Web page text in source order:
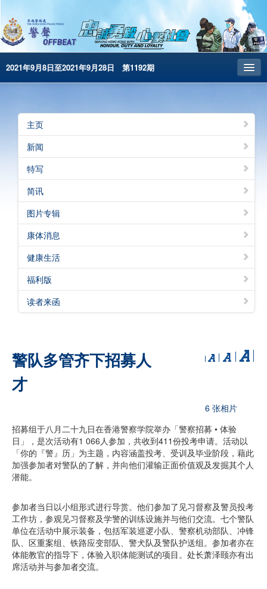
2021年9月8日至2021年9月28日 第1192期
昔日警声
警务处主页
繁體版
English
电子书版
警声特刊
主页
新闻
特写
简讯
图片专辑
康体消息
健康生活
福利版
读者来函
警队多管齐下招募人
才
6 张相片
招募组于八月二十九日在香港警察学院举办「警察招募 • 体验
日」，是次活动有1 066人参加，共收到411份投考申请。活动以
「你的『警』历」为主题，内容涵盖投考、受训及毕业阶段，藉此
加强参加者对警队的了解，并向他们灌输正面价值观及发掘其个人
潜能。
参加者当日以小组形式进行导赏。他们参加了见习督察及警员投考
工作坊，参观见习督察及学警的训练设施并与他们交流。七个警队
单位在活动中展示装备，包括军装巡逻小队、警察机动部队、冲锋
队、区重案组、铁路应变部队、警犬队及警队护送组。参加者亦在
体能教官的指导下，体验入职体能测试的项目。处长萧泽颐亦有出
席活动并与参加者交流。